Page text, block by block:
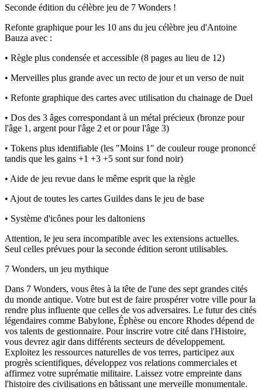
Seconde édition du célèbre jeu de 7 Wonders !
Refonte graphique pour les 10 ans du jeu célèbre jeu d'Antoine
Bauza avec :
• Règle plus condensée et accessible (8 pages au lieu de 12)
• Merveilles plus grande avec un recto de jour et un verso de nuit
• Refonte graphique des cartes avec utilisation du chainage de Duel
• Dos des 3 âges correspondant à un métal précieux (bronze pour
l'âge 1, argent pour l'âge 2 et or pour l'âge 3)
• Tokens plus identifiable (les "Moins 1" de couleur rouge prononcé
tandis que les gains +1 +3 +5 sont sur fond noir)
• Aide de jeu revue dans le même esprit que la règle
• Ajout de toutes les cartes Guildes dans le jeu de base
• Système d'icônes pour les daltoniens
Attention, le jeu sera incompatible avec les extensions actuelles.
Seul celles prévues pour la seconde édition seront utilisables.
7 Wonders, un jeu mythique
Dans 7 Wonders, vous êtes à la tête de l'une des sept grandes cités
du monde antique. Votre but est de faire prospérer votre ville pour la
rendre plus influente que celles de vos adversaires. Le futur des cités
légendaires comme Babylone, Éphèse ou encore Rhodes dépend de
vos talents de gestionnaire. Pour inscrire votre cité dans l'Histoire,
vous devrez agir dans différents secteurs de développement.
Exploitez les ressources naturelles de vos terres, participez aux
progrès scientifiques, développez vos relations commerciales et
affirmez votre suprématie militaire. Laissez votre empreinte dans
l'histoire des civilisations en bâtissant une merveille monumentale.